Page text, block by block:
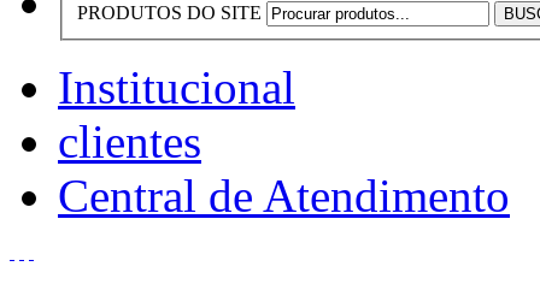
PRODUTOS DO SITE
Institucional
clientes
Central de Atendimento